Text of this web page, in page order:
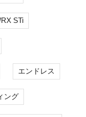
STi
エンドレス
ング